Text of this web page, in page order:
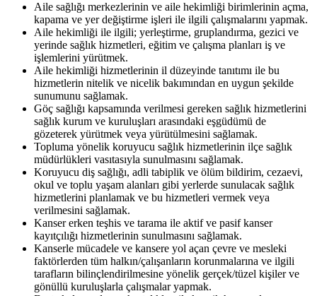
Aile sağlığı merkezlerinin ve aile hekimliği birimlerinin açma,
kapama ve yer değiştirme işleri ile ilgili çalışmalarını yapmak.
Aile hekimliği ile ilgili; yerleştirme, gruplandırma, gezici ve
yerinde sağlık hizmetleri, eğitim ve çalışma planları iş ve
işlemlerini yürütmek.
Aile hekimliği hizmetlerinin il düzeyinde tanıtımı ile bu
hizmetlerin nitelik ve nicelik bakımından en uygun şekilde
sunumunu sağlamak.
Göç sağlığı kapsamında verilmesi gereken sağlık hizmetlerini
sağlık kurum ve kuruluşları arasındaki eşgüdümü de
gözeterek yürütmek veya yürütülmesini sağlamak.
Topluma yönelik koruyucu sağlık hizmetlerinin ilçe sağlık
müdürlükleri vasıtasıyla sunulmasını sağlamak.
Koruyucu diş sağlığı, adli tabiplik ve ölüm bildirim, cezaevi,
okul ve toplu yaşam alanları gibi yerlerde sunulacak sağlık
hizmetlerini planlamak ve bu hizmetleri vermek veya
verilmesini sağlamak.
Kanser erken teşhis ve tarama ile aktif ve pasif kanser
kayıtçılığı hizmetlerinin sunulmasını sağlamak.
Kanserle mücadele ve kansere yol açan çevre ve mesleki
faktörlerden tüm halkın/çalışanların korunmalarına ve ilgili
tarafların bilinçlendirilmesine yönelik gerçek/tüzel kişiler ve
gönüllü kuruluşlarla çalışmalar yapmak.